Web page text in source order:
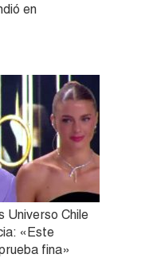
en
Universo Chile
«Este
fina»